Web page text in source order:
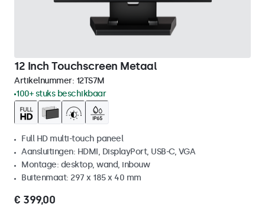
12 Inch Touchscreen Metaal
Artikelnummer: 12TS7M
100+ stuks beschikbaar
Full HD multi-touch paneel
Aansluitingen: HDMI, DisplayPort, USB-C, VGA
Montage: desktop, wand, inbouw
Buitenmaat: 297 x 185 x 40 mm
€ 399,00